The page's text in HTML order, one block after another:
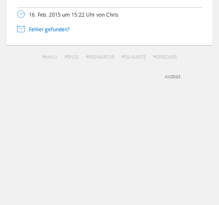
16. Feb. 2015 um 15:22 Uhr von Chris
Fehler gefunden?
AKKU IPOD REPARATUR SD-KARTE SPEICHER